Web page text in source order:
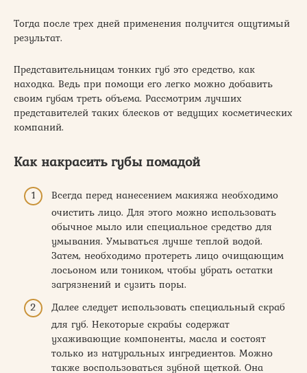
Тогда после трех дней применения получится ощутимый
результат.
Представительницам тонких губ это средство, как
находка. Ведь при помощи его легко можно добавить
своим губам треть объема. Рассмотрим лучших
представителей таких блесков от ведущих косметических
компаний.
Как накрасить губы помадой
Всегда перед нанесением макияжа необходимо
очистить лицо. Для этого можно использовать
обычное мыло или специальное средство для
умывания. Умываться лучше теплой водой.
Затем, необходимо протереть лицо очищающим
лосьоном или тоником, чтобы убрать остатки
загрязнений и сузить поры.
Далее следует использовать специальный скраб
для губ. Некоторые скрабы содержат
ухаживающие компоненты, масла и состоят
только из натуральных ингредиентов. Можно
также воспользоваться зубной щеткой. Она